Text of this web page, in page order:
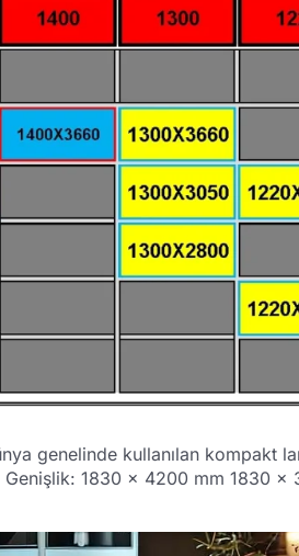
genelinde kullanılan kompakt
Genişlik: 1830 x 4200 mm